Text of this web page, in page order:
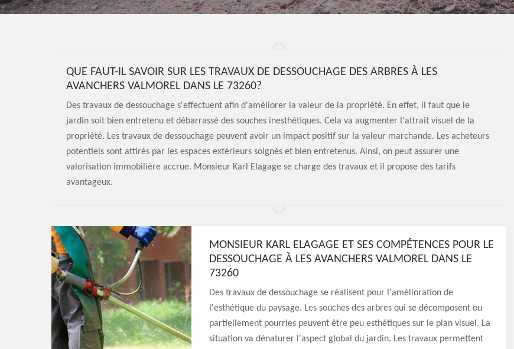
QUE FAUT-IL SAVOIR SUR LES TRAVAUX DE DESSOUCHAGE DES ARBRES À LES
AVANCHERS VALMOREL DANS LE 73260?
Des travaux de dessouchage s'effectuent afin d'améliorer la valeur de la propriété. En effet, il faut que le
jardin soit bien entretenu et débarrassé des souches inesthétiques. Cela va augmenter l'attrait visuel de la
propriété. Les travaux de dessouchage peuvent avoir un impact positif sur la valeur marchande. Les acheteurs
potentiels sont attirés par les espaces extérieurs soignés et bien entretenus. Ainsi, on peut assurer une
valorisation immobilière accrue. Monsieur Karl Elagage se charge des travaux et il propose des tarifs
avantageux.
MONSIEUR KARL ELAGAGE ET SES COMPÉTENCES POUR LE
DESSOUCHAGE À LES AVANCHERS VALMOREL DANS LE
73260
Des travaux de dessouchage se réalisent pour l'amélioration de
l'esthétique du paysage. Les souches des arbres qui se décomposent ou
partiellement pourries peuvent être peu esthétiques sur le plan visuel. La
situation va dénaturer l'aspect global du jardin. Les travaux permettent